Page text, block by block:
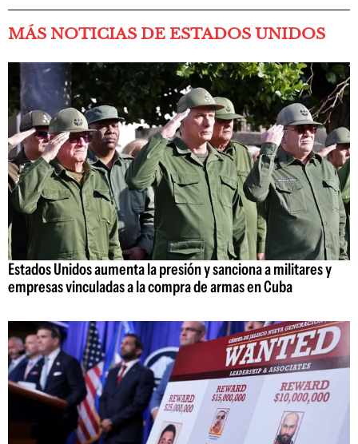
MÁS NOTICIAS DE ESTADOS UNIDOS
Estados Unidos aumenta la presión y sanciona a militares y
empresas vinculadas a la compra de armas en Cuba